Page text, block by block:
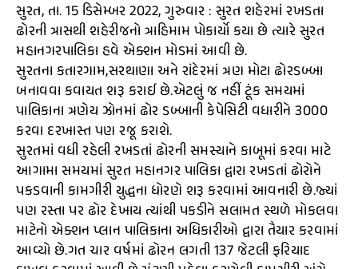
સુરત, તા. 15 ડિસેમ્બર 2022, ગુરુવાર : સુરત શહેરમાં રખડતા
ઢોરની ત્રાસથી શહેરીજનો ત્રાહિમામ પોકાર્યો કયા છે ત્યારે સુરત
મહાનગરપાલિકા હવે એક્શન મોડમાં આવી છે.
સુરતના કતારગામ,સરથાણા અને રાંદેરમાં ત્રણ મોટા ઢોરડબ્બા
બનાવવા કવાયત શરૂ કરાઈ છે.એટલું જ નહીં ટૂંક સમયમાં
પાલિકાના ત્રણેય ઝોનમાં ઢોર ડબ્બાની કેપેસિટી વધારીને 3000
કરવા દરખાસ્ત પણ રજૂ કરાશે.
સુરતમાં વધી રહેલી રખડતાં ઢોરની સમસ્યાને કાબૂમાં કરવા માટે
આગામા સમયમાં સુરત મહાનગર પાલિકા દ્વારા રખડતાં ઢોરોને
પકડવાની કામગીરી યુદ્ધના ધોરણે શરૂ કરવામાં આવનારી છે.જ્યાં
પણ રસ્તા પર ઢોર દેખાય ત્યાંથી પકડીને સલામત સ્થળે મોકલવા
માટેનો એક્શન પ્લાન પાલિકાના અધિકારીઓ દ્વારા તૈયાર કરવામાં
આવ્યો છે.ગત ચાર વર્ષમાં ઢોરન લગતી 137 જેટલી ફરિયાદ